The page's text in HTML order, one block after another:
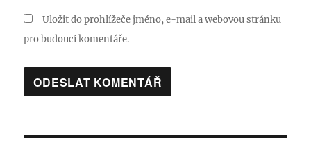
Uložit do prohlížeče jméno, e-mail a webovou stránku
pro budoucí komentáře.